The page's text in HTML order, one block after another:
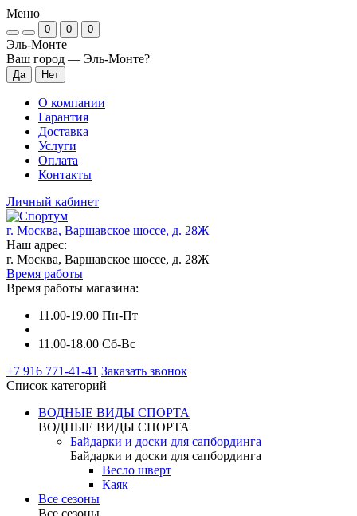
Меню
0 0 0
Эль-Монте
Ваш город — Эль-Монте?
О компании
Гарантия
Доставка
Услуги
Оплата
Контакты
Личный кабинет
г. Москва, Варшавское шоссе, д. 28Ж
Наш адрес:
г. Москва, Варшавское шоссе, д. 28Ж
Время работы
Время работы магазина:
11.00-19.00 Пн-Пт
11.00-18.00 Сб-Вс
+7 916 771-41-41 Заказать звонок
Список категорий
ВОДНЫЕ ВИДЫ СПОРТА
ВОДНЫЕ ВИДЫ СПОРТА
Байдарки и доски для сапбординга
Байдарки и доски для сапбординга
Весло шверт
Каяк
Все сезоны
Все сезоны